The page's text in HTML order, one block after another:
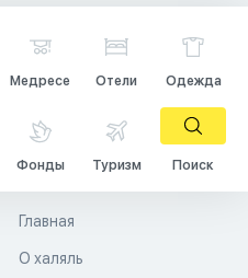
Медресе Отели Одежда
Фонды Туризм Поиск
Главная
О халяль